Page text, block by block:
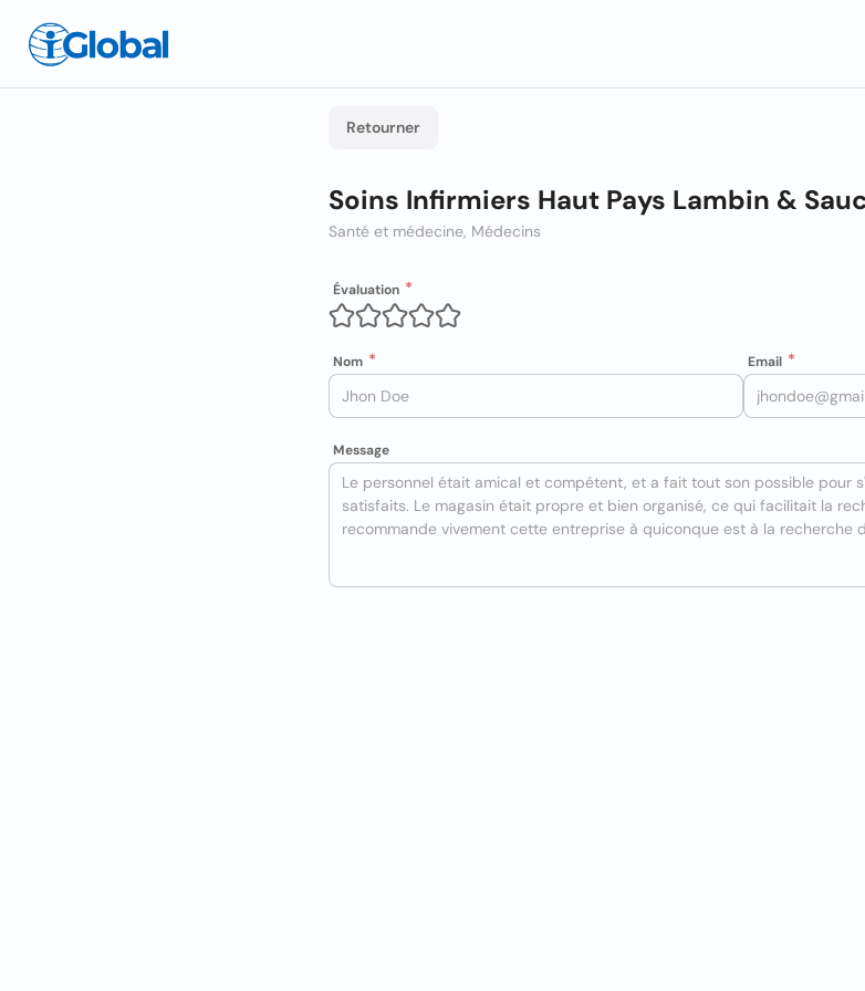
Retourner
Soins Infirmiers Haut Pays Lambin &
Santé et médecine, Médecins
Évaluation
Nom Email
Message